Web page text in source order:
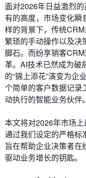
面对2026年日益激烈
有的高度，市场变化瞬
样的背景下，传统CRM
繁琐的手动操作以及决
脚石。而纷享销客
革。AI技术已然成为破
的“锦上添花”演变为企
个简单的客户数据记录
动执行的智能业务伙伴。
本文将对2026年市场上
通过我们设定的严格标
旨在帮助企业决策者
驱动业务增长的钥匙。